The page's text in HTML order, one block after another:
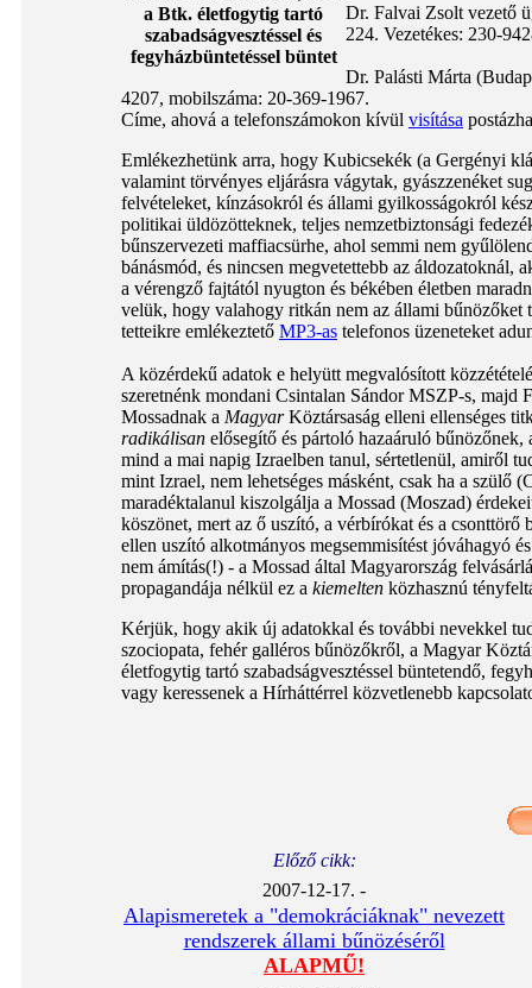
a Btk. életfogytig tartó
szabadságvesztéssel és
fegyházbüntetéssel büntet
Dr. Falvai Zsolt vezető
224. Vezetékes: 230-
Dr. Palásti Márta
4207, mobilszáma: 20-369-1967.
Címe, ahová a telefonszámokon kívül visítása
Emlékezhetünk arra, hogy Kubicsekék (a Gergényi
valamint törvényes eljárásra vágytak, gyászzenéket
felvételeket, kínzásokról és állami gyilkosságokról
politikai üldözötteknek, teljes nemzetbiztonsági
bűnszervezeti maffiacsürhe, ahol semmi nem
bánásmód, és nincsen megvetettebb az áldozatoknál,
a vérengző fajtától nyugton és békében életben
velük, hogy valahogy ritkán nem az állami
tetteikre emlékeztető MP3-as telefonos üzeneteket
A közérdekű adatok e helyütt megvalósított
szeretnénk mondani Csintalan Sándor MSZP-s, majd
Mossadnak a MagyarKöztársaság elleni ellenséges
radikálisan elősegítő és pártoló hazaáruló
mind a mai napig Izraelben tanul, sértetlenül, amiről
mint Izrael, nem lehetséges másként, csak ha a szülő
maradéktalanul kiszolgálja a Mossad (Moszad)
köszönet, mert az ő uszító, a vérbírókat és a csonttörő
ellen uszító alkotmányos megsemmisítést jóváhagyó
nem ámítás(!) - a Mossad által Magyarország
propagandája nélkül ez a kiemelten közhasznú
Kérjük, hogy akik új adatokkal és további nevekkel
szociopata, fehér galléros bűnözőkről, a Magyar
életfogytig tartó szabadságvesztéssel büntetendő,
vagy keressenek a Hírháttérrel közvetlenebb
Előző cikk:
2007-12-17. -
Alapismeretek a "demokráciáknak" nevezett
rendszerek állami bűnözéséről
ALAPMŰ!